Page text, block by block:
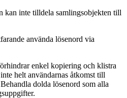
kan inte tilldela samlingsobjekten till
använda lösenord via
enkel kopiering och klistra
helt användarnas åtkomst till
dolda lösenord som alla